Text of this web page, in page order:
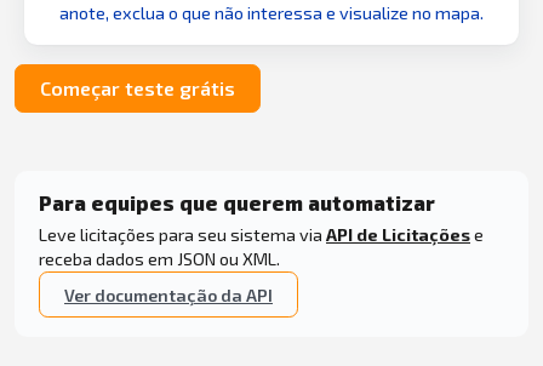
anote, exclua o que não interessa e visualize no mapa.
Começar teste grátis
Para equipes que querem automatizar
Leve licitações para seu sistema via API de Licitaçõese
receba dados em JSON ou XML.
Ver documentação da API